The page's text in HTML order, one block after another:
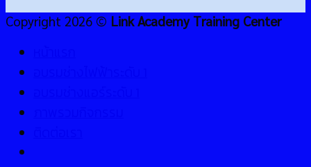
Copyright 2026 © Link Academy Training Center